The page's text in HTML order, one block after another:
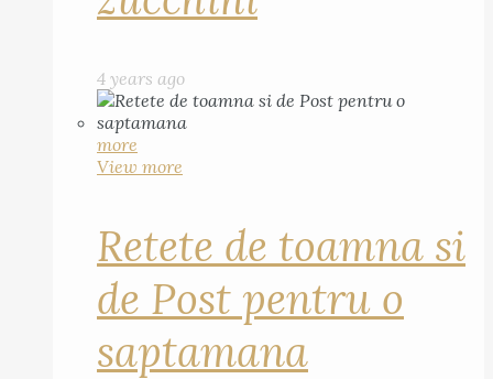
4 years ago
more
View more
Retete de toamna si
de Post pentru o
saptamana